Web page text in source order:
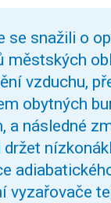
se snažili o
městských
vzduchu,
obytných
a následné
vyzařovače